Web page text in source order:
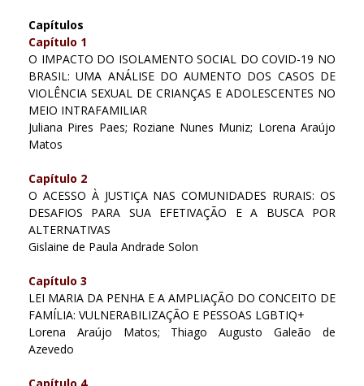
Capítulos
Capítulo 1
O IMPACTO DO ISOLAMENTO SOCIAL DO COVID-19 NO
BRASIL: UMA ANÁLISE DO AUMENTO DOS CASOS DE
VIOLÊNCIA SEXUAL DE CRIANÇAS E ADOLESCENTES NO
MEIO INTRAFAMILIAR
Juliana Pires Paes; Roziane Nunes Muniz; Lorena Araújo
Matos
Capítulo 2
O ACESSO À JUSTIÇA NAS COMUNIDADES RURAIS: OS
DESAFIOS PARA SUA EFETIVAÇÃO E A BUSCA POR
ALTERNATIVAS
Gislaine de Paula Andrade Solon
Capítulo 3
LEI MARIA DA PENHA E A AMPLIAÇÃO DO CONCEITO DE
FAMÍLIA: VULNERABILIZAÇÃO E PESSOAS LGBTIQ+
Lorena Araújo Matos; Thiago Augusto Galeão de
Azevedo